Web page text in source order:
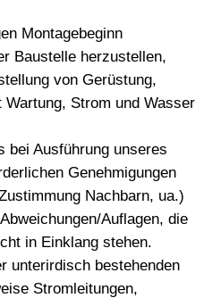
Montagebeginn
Baustelle herzustellen,
von Gerüstung,
Strom und Wasser
bei Ausführung unseres
Genehmigungen
Nachbarn, ua.)
Auflagen, die
in Einklang stehen.
unterirdisch bestehenden
Stromleitungen,